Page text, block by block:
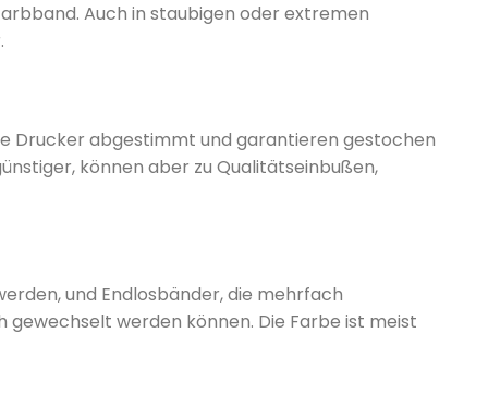
Auch in staubigen oder extremen
Drucker abgestimmt und garantieren gestochen
können aber zu Qualitätseinbußen,
und Endlosbänder, die mehrfach
werden können. Die Farbe ist meist